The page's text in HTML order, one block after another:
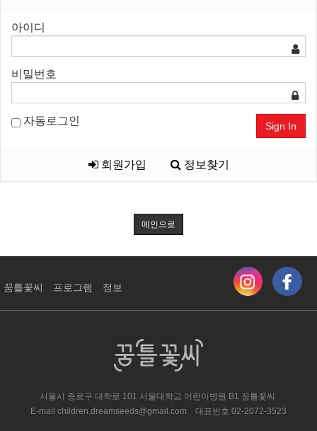
아이디
비밀번호
자동로그인 Sign In
회원가입 정보찾기
메인으로
꿈틀꽃씨 프로그램 정보
서울시 종로구 대학로 101 서울대학교 어린이병원 ​B1 꿈틀꽃씨
E-mail children.dreamseeds@gmail.com 대표번호 02-2072-3523